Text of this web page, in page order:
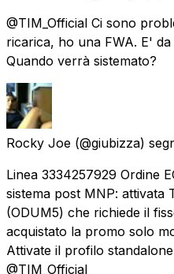
@TIM_Official Ci sono
ricarica, ho una FWA. E'
Quando verrà sistemato?
Rocky Joe (@giubizza)
Linea 3334257929 Ordine
sistema post MNP: attivata
(ODUM5) che richiede il
acquistato la promo solo
Attivate il profilo
@TIM_Official